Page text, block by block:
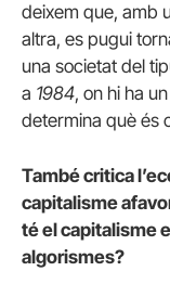
deixem que, amb
altra, es pugui
una societat del
a 1984, on hi ha
determina què és
També critica
capitalisme
té el capitalisme
algorismes?